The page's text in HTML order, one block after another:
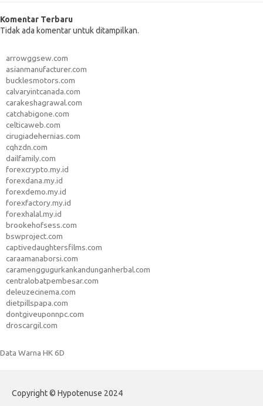
Komentar Terbaru
Tidak ada komentar untuk ditampilkan.
arrowggsew.com
asianmanufacturer.com
bucklesmotors.com
calvaryintcanada.com
carakeshagrawal.com
catchabigone.com
celticaweb.com
cirugiadehernias.com
cqhzdn.com
dailfamily.com
forexcrypto.my.id
forexdana.my.id
forexdemo.my.id
forexfactory.my.id
forexhalal.my.id
brookehofsess.com
bswproject.com
captivedaughtersfilms.com
caraamanaborsi.com
caramenggugurkankandunganherbal.com
centralobatpembesar.com
deleuzecinema.com
dietpillspapa.com
dontgiveuponnpc.com
droscargil.com
Data Warna HK 6D
Copyright © Hypotenuse 2024